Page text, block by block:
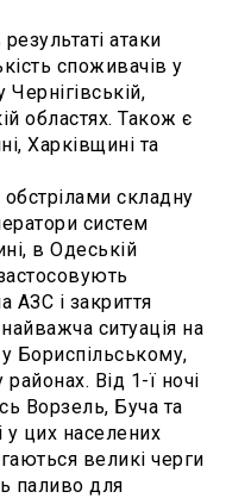
атаки
споживачів у
областях. Також є
Харківщині та
складну
систем
в Одеській
і закриття
ситуація на
Бориспільському,
Від 1-ї ночі
Ворзель, Буча та
у цих населених
великі черги
паливо для